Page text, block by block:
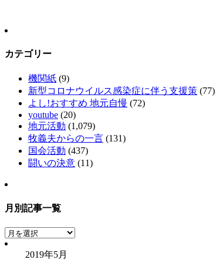
カテゴリー
機関紙 (9)
新型コロナウイルス感染症に伴う支援策 (77)
よし!おすすめ 地元自慢 (72)
youtube (20)
地元活動 (1,079)
牧義夫からの一言 (131)
国会活動 (437)
闘いの決意 (11)
月別記事一覧
月
別
2019年5月